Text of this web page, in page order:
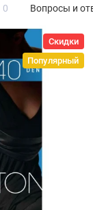
0 Вопросы и
Скидки
Популярный